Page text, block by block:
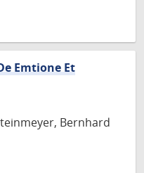
Emtione Et
Bernhard